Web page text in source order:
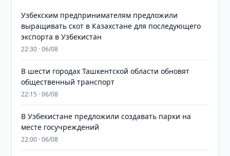
Узбекским предпринимателям предложили
выращивать скот в Казахстане для последующего
экспорта в Узбекистан
22:30 · 06/08
В шести городах Ташкентской области обновят
общественный транспорт
22:15 · 06/08
В Узбекистане предложили создавать парки на
месте госучреждений
22:00 · 06/08